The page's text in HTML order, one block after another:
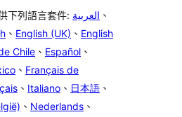
下列語言套件: العربية 、
、 English (UK) 、 English
Chile 、 Español 、
、 Français de
、 Italiano 、 日本語 、
、 Nederlands 、